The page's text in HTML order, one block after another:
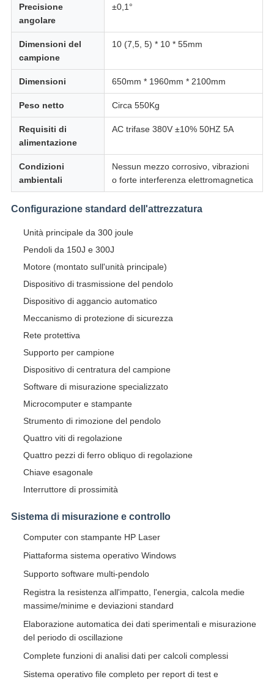
Precisione
angolare
±0,1°
Dimensioni del
campione
10 (7,5, 5) * 10 * 55mm
Dimensioni 650mm * 1960mm * 2100mm
Peso netto Circa 550Kg
Requisiti di
alimentazione
AC trifase 380V ±10% 50HZ 5A
Condizioni
ambientali
Nessun mezzo corrosivo, vibrazioni
o forte interferenza elettromagnetica
Configurazione standard dell'attrezzatura
Unità principale da 300 joule
Pendoli da 150J e 300J
Motore (montato sull'unità principale)
Dispositivo di trasmissione del pendolo
Dispositivo di aggancio automatico
Meccanismo di protezione di sicurezza
Rete protettiva
Supporto per campione
Dispositivo di centratura del campione
Software di misurazione specializzato
Microcomputer e stampante
Strumento di rimozione del pendolo
Quattro viti di regolazione
Quattro pezzi di ferro obliquo di regolazione
Chiave esagonale
Interruttore di prossimità
Sistema di misurazione e controllo
Computer con stampante HP Laser
Piattaforma sistema operativo Windows
Supporto software multi-pendolo
Registra la resistenza all'impatto, l'energia, calcola medie
massime/minime e deviazioni standard
Elaborazione automatica dei dati sperimentali e misurazione
del periodo di oscillazione
Complete funzioni di analisi dati per calcoli complessi
Sistema operativo file completo per report di test e